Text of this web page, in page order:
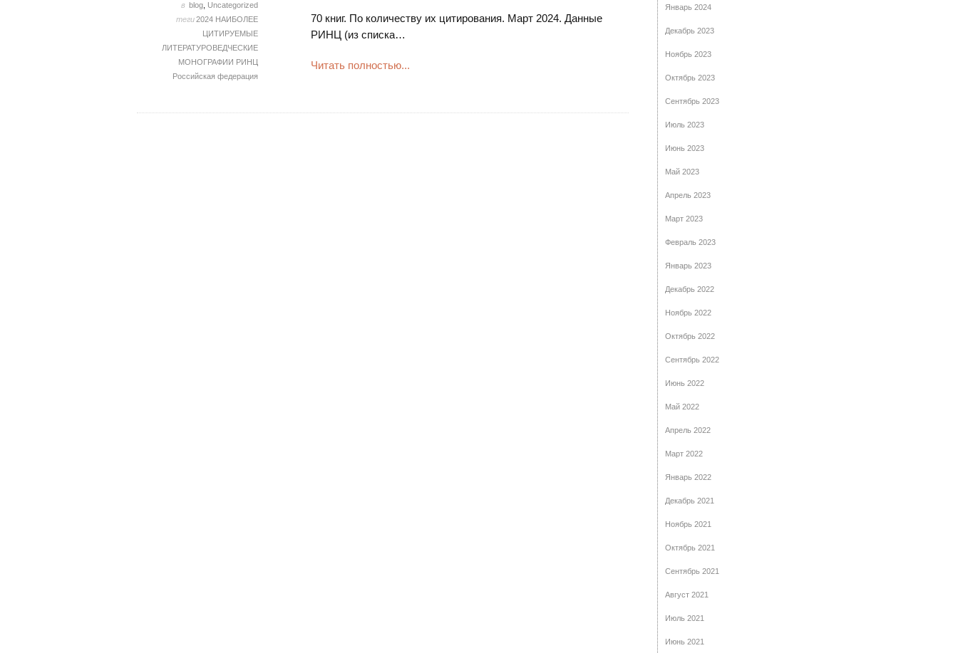
в blog Uncategorized
теги2024 НАИБОЛЕЕ
ЦИТИРУЕМЫЕ
ЛИТЕРАТУРОВЕДЧЕСКИЕ
МОНОГРАФИИ РИНЦ
Российская федерация
70 книг. По количеству их цитирования. Март 2024. Данные
РИНЦ (из списка…
Читать полностью...
Январь 2024
Декабрь 2023
Ноябрь 2023
Октябрь 2023
Сентябрь 2023
Июль 2023
Июнь 2023
Май 2023
Апрель 2023
Март 2023
Февраль 2023
Январь 2023
Декабрь 2022
Ноябрь 2022
Октябрь 2022
Сентябрь 2022
Июнь 2022
Май 2022
Апрель 2022
Март 2022
Январь 2022
Декабрь 2021
Ноябрь 2021
Октябрь 2021
Сентябрь 2021
Август 2021
Июль 2021
Июнь 2021